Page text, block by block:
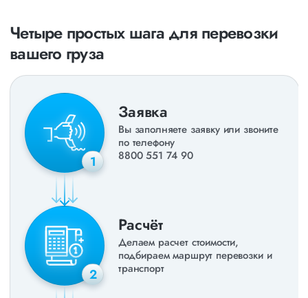
экспедирование. За каждым клиентом закреплен менеджер,
который сообщит о текущем статусе вашего груза. Чтобы
получить коммерческое предложение заполните форму на
РФ).
Четыре простых шага для перевозки
вашего груза
1
Заявка
Вы заполняете заявку или звоните
по телефону
8800 551 74 90
2
Расчёт
Делаем расчет стоимости,
подбираем маршрут перевозки и
транспорт